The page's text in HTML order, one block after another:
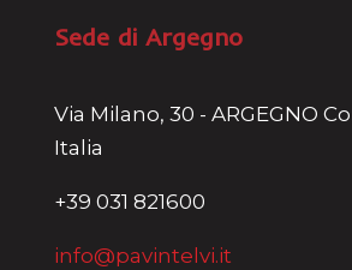
Sede di Argegno
Via Milano, 30 - ARGEGNO
Italia
+39 031 821600
info@pavintelvi.it